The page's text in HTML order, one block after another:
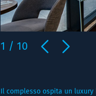
1 / 10
Il complesso ospita un